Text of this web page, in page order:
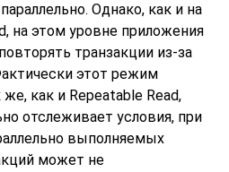
Однако, как и на
на этом уровне приложения
транзакции из-за
этот режим
как и Repeatable Read,
отслеживает условия, при
выполняемых
может не